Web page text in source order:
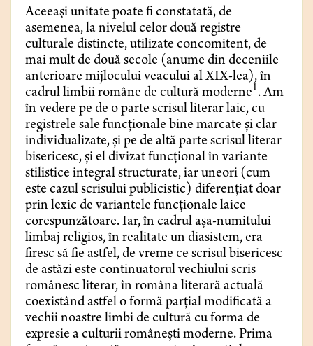
Aceeași unitate poate fi constatată, de
asemenea, la nivelul celor două registre
culturale distincte, utilizate concomitent, de
mai mult de două secole (anume din deceniile
anterioare mijlocului veacului al XIX-lea), în
cadrul limbii române de cultură moderne1. Am
în vedere pe de o parte scrisul literar laic, cu
registrele sale funcționale bine marcate și clar
individualizate, și pe de altă parte scrisul literar
bisericesc, și el divizat funcțional în variante
stilistice integral structurate, iar uneori (cum
este cazul scrisului publicistic) diferențiat doar
prin lexic de variantele funcționale laice
corespunzătoare. Iar, în cadrul așa-numitului
limbaj religios, în realitate un diasistem, era
firesc să fie astfel, de vreme ce scrisul bisericesc
de astăzi este continuatorul vechiului scris
românesc literar, în româna literară actuală
coexistând astfel o formă parțial modificată a
vechii noastre limbi de cultură cu forma de
expresie a culturii românești moderne. Prima